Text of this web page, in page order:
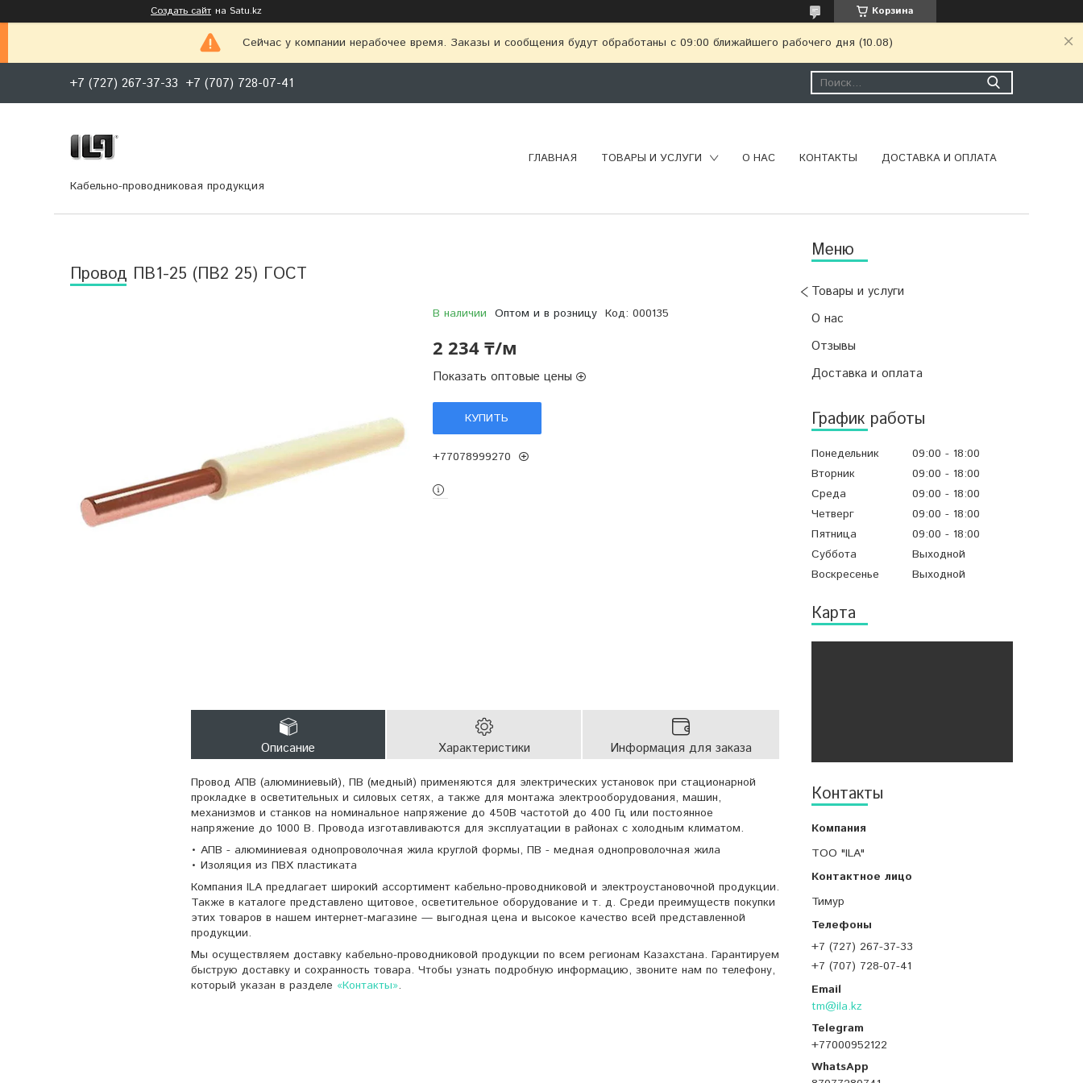
Создать сайт на Satu.kz Корзина
Сейчас у компании нерабочее время. Заказы и сообщения будут обработаны с 09:00 ближайшего рабочего дня (10.08)
+7 (727) 267-37-33 +7 (707) 728-07-41
Кабельно-проводниковая продукция
ГЛАВНАЯ ТОВАРЫ И УСЛУГИ О НАС КОНТАКТЫ ДОСТАВКА И ОПЛАТА
Товары и услуги
О нас
Отзывы
Доставка и оплата
График работы
Понедельник 09:00
18:00
Вторник
09:00
18:00
Среда
09:00
18:00
Четверг
09:00
18:00
Пятница
09:00
18:00
Суббота
Выходной
Воскресенье
Выходной
Карта
Контакты
ТОО "ILA"
Тимур
+7 (727) 267-37-33
+7 (707) 728-07-41
tm@ila.kz
+77000952122
Провод ПВ1-25 (ПВ2 25) ГОСТ
В наличии Оптом и в розницу Код: 000135
2 234 ₸/м
Показать оптовые цены
КУПИТЬ
+77078999270
Описание Характеристики Информация для заказа
Провод АПВ (алюминиевый), ПВ (медный) применяются для электрических установок при стационарной
прокладке в осветительных и силовых сетях, а также для монтажа электрооборудования, машин,
механизмов и станков на номинальное напряжение до 450В частотой до 400 Гц или постоянное
напряжение до 1000 В. Провода изготавливаются для эксплуатации в районах с холодным климатом.
• АПВ - алюминиевая однопроволочная жила круглой формы, ПВ - медная однопроволочная жила
• Изоляция из ПВХ пластиката
Компания ILA предлагает широкий ассортимент кабельно-проводниковой и электроустановочной продукции.
Также в каталоге представлено щитовое, осветительное оборудование и т. д. Среди преимуществ покупки
этих товаров в нашем интернет-магазине — выгодная цена и высокое качество всей представленной
продукции.
Мы осуществляем доставку кабельно-проводниковой продукции по всем регионам Казахстана. Гарантируем
быструю доставку и сохранность товара. Чтобы узнать подробную информацию, звоните нам по телефону,
который указан в разделе «Контакты».